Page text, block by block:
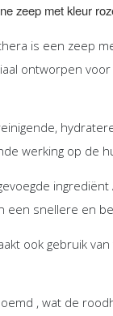
zeep met kleur
is een zeep
ontworpen
werking op de
een snellere en
ook gebruik
, wat de